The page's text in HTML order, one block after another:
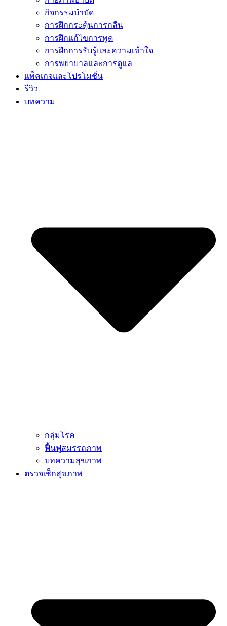
กิจกรรมบำบัด
การฝึกกระตุ้นการกลืน
การฝึกแก้ไขการพูด
การฝึกการรับรู้และความเข้าใจ
การพยาบาลและการดูแล
แพ็คเกจและโปรโมชั่น
รีวิว
บทความ
กลุ่มโรค
ฟื้นฟูสมรรถภาพ
บทความสุขภาพ
ตรวจเช็กสุขภาพ